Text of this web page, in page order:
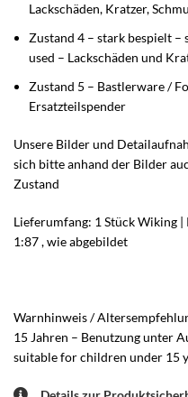
Lackschäden, Kratzer,
Zustand 4 – stark bespielt –
used – Lackschäden und
Zustand 5 – Bastlerware /
Ersatzteilspender
Unsere Bilder und
sich bitte anhand der Bilder
Zustand
Lieferumfang: 1 Stück Wiking
1:87 , wie abgebildet
Warnhinweis /
15 Jahren – Benutzung unter
suitable for children under 15